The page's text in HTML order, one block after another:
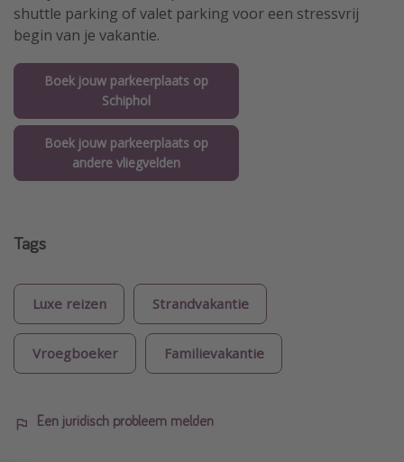
shuttle parking of valet parking voor een stressvrij
begin van je vakantie.
Boek jouw parkeerplaats op
Schiphol
Boek jouw parkeerplaats op
andere vliegvelden
Tags
Luxe reizen Strandvakantie
Vroegboeker Familievakantie
Een juridisch probleem melden